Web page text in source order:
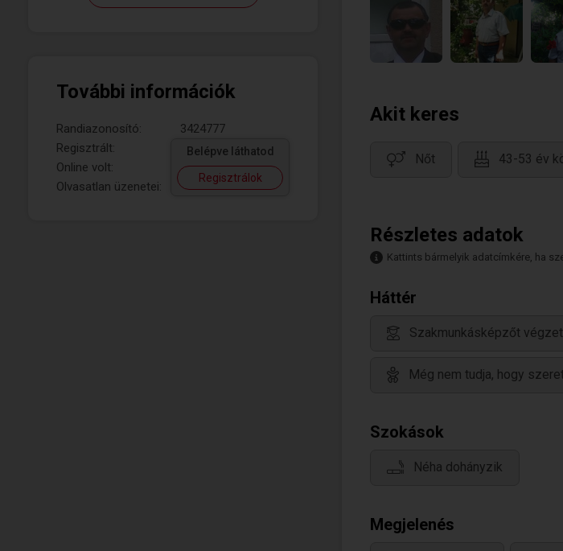
További információk
Randiazonosító:
3424777
Regisztrált:
Online volt:
Olvasatlan üzenetei:
Belépve láthatod
Regisztrálok
Akit keres
Nőt 43-53 év
Részletes adatok
Kattints bármelyik adatcímkére, ha
Háttér
Szakmunkásképzőt
Még nem tudja, hogy
Szokások
Néha dohányzik
Megjelenés